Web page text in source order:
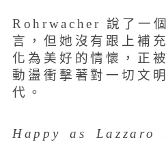
Rohrwacher 說了一
言，但她沒有跟上補
化為美好的情懷，正
動盪衝擊著對一切文
代。
Happy as Lazzaro